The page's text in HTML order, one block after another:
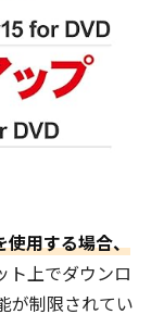
用する場合、
ト上でダウンロ
が制限されてい